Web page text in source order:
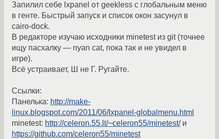
Запилил себе lxpanel от geekless с глобальным меню
в генте. Быстрый запуск и список окон засунул в
cairo-dock.
В редакторе изучаю исходники minetest из git (точнее
ищу пасхалку — nyan cat, пока так и не увидел в
игре).
Всё устраивает, Ш не Г. Ругайте.
Ссылки:
Панелька: http://make-
linux.blogspot.com/2011/06/lxpanel-globalmenu.html
minetest: http://celeron.55.lt/~celeron55/minetest/и
https://github.com/celeron55/minetest